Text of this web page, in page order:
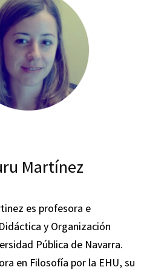
Martínez
es profesora e
y Organización
Pública de Navarra.
en Filosofía por la EHU, su